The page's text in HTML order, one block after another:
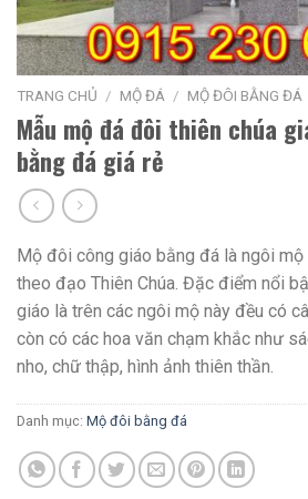
TRANG CHỦ / MỘ ĐÁ / MỘ ĐÔI BẰNG ĐÁ
Mẫu mộ đá đôi thiên chúa
bằng đá giá rẻ
Mộ đôi công giáo bằng đá là ngôi
theo đạo Thiên Chúa. Đặc điểm nổi
giáo là trên các ngôi mộ này đều có
còn có các hoa văn chạm khắc như
nho, chữ thập, hình ảnh thiên thần.
Danh mục: Mộ đôi bằng đá